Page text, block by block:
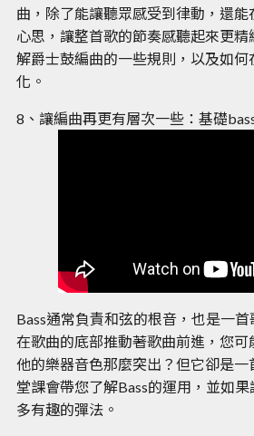
曲，除了能讓聽眾感受到律動，還
心思，讓整首歌的節奏感聽起來更
解爵士鼓編曲的一些規則，以及如何
化。
8、讓編曲再更有層次一些：基礎
Bass通常負責和弦的根音，也是一
在歌曲的底部推動著歌曲前進，您
他的樂器音色那麼突出？但它卻是
堂課會帶您了解Bass的運用，並如
多有趣的彈法。